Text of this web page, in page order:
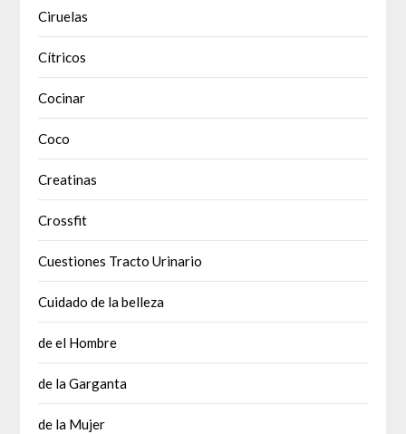
Ciruelas
Cítricos
Cocinar
Coco
Creatinas
Crossfit
Cuestiones Tracto Urinario
Cuidado de la belleza
de el Hombre
de la Garganta
de la Mujer